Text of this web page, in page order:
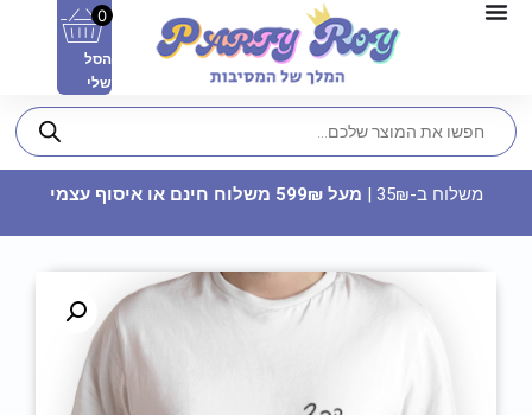
צלחות נייר מתכלה קטנות - חיות
צבעוניות
0
הסל
שלי
משלוח ב-35₪ | מעל 599₪ משלוח חינם או איסוף עצמי